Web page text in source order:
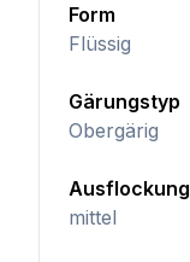
Form
Flüssig
Gärungstyp
Obergärig
Ausflockung
mittel